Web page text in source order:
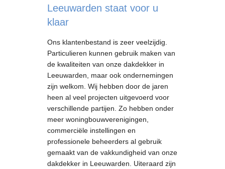
Leeuwarden staat voor u
klaar
Ons klantenbestand is zeer veelzijdig.
Particulieren kunnen gebruik maken van
de kwaliteiten van onze dakdekker in
Leeuwarden, maar ook ondernemingen
zijn welkom. Wij hebben door de jaren
heen al veel projecten uitgevoerd voor
verschillende partijen. Zo hebben onder
meer woningbouwverenigingen,
commerciële instellingen en
professionele beheerders al gebruik
gemaakt van de vakkundigheid van onze
dakdekker in Leeuwarden. Uiteraard zijn